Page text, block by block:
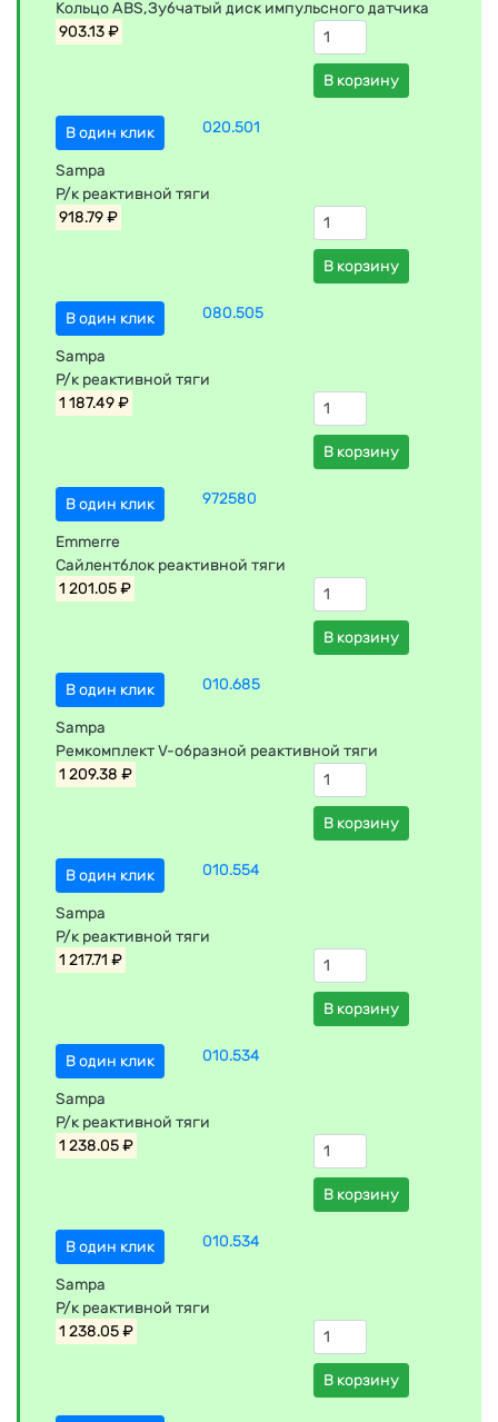
Кольцо ABS,Зубчатый диск импульсного датчика
903.13 ₽
В корзину
В один клик 020.501
Sampa
Р/к реактивной тяги
918.79 ₽
В корзину
В один клик 080.505
Sampa
Р/к реактивной тяги
1 187.49 ₽
В корзину
В один клик 972580
Emmerre
Сайлентблок реактивной тяги
1 201.05 ₽
В корзину
В один клик 010.685
Sampa
Ремкомплект V-образной реактивной тяги
1 209.38 ₽
В корзину
В один клик 010.554
Sampa
Р/к реактивной тяги
1 217.71 ₽
В корзину
В один клик 010.534
Sampa
Р/к реактивной тяги
1 238.05 ₽
В корзину
В один клик 010.534
Sampa
Р/к реактивной тяги
1 238.05 ₽
В корзину